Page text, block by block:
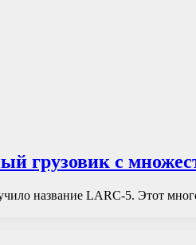
грузовик с
название LARC-5. Этот